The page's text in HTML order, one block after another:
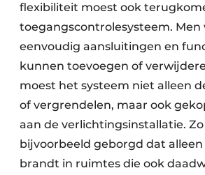
flexibiliteit moest ook
toegangscontrolesysteem. Men
eenvoudig aansluitingen en
kunnen toevoegen of
moest het systeem niet alleen
of vergrendelen, maar ook
aan de verlichtingsinstallatie.
bijvoorbeeld geborgd dat
brandt in ruimtes die ook